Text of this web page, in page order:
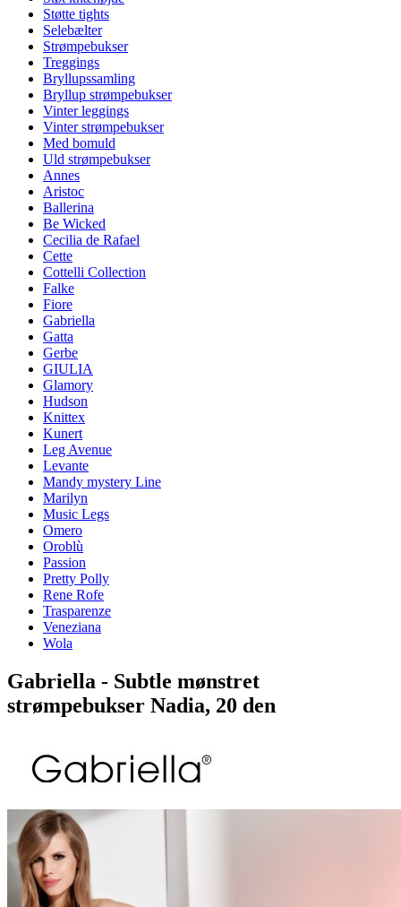
Støtte tights
Selebælter
Strømpebukser
Treggings
Bryllupssamling
Bryllup strømpebukser
Vinter leggings
Vinter strømpebukser
Med bomuld
Uld strømpebukser
Annes
Aristoc
Ballerina
Be Wicked
Cecilia de Rafael
Cette
Cottelli Collection
Falke
Fiore
Gabriella
Gatta
Gerbe
GIULIA
Glamory
Hudson
Knittex
Kunert
Leg Avenue
Levante
Mandy mystery Line
Marilyn
Music Legs
Omero
Oroblù
Passion
Pretty Polly
Rene Rofe
Trasparenze
Veneziana
Wola
Gabriella - Subtle mønstret
strømpebukser Nadia, 20 den